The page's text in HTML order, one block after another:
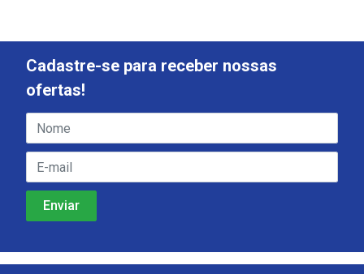
Cadastre-se para receber nossas
ofertas!